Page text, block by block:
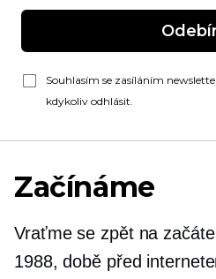
Souhlasím se zasíláním
kdykoliv odhlásit.
Začínáme
Vraťme se zpět na
1988, době před